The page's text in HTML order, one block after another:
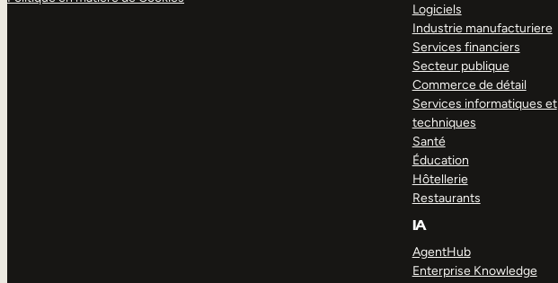
Logiciels
Industrie manufacturiere
Services financiers
Secteur publique
Commerce de détail
Services informatiques et
techniques
Santé
Éducation
Hôtellerie
Restaurants
IA
AgentHub
Enterprise Knowledge